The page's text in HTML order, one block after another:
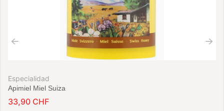
Especialidad
Apimiel Miel Suiza
33,90 CHF